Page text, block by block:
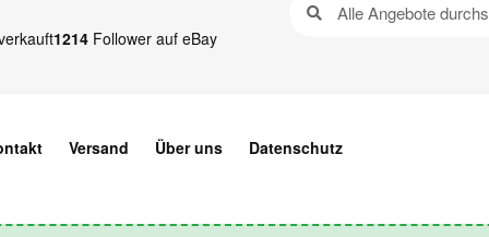
1214 Follower auf eBay
Versand Über uns Datenschutz